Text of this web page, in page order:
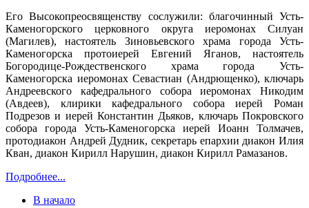
Его Высокопреосвященству сослужили: благочинный Усть-
Каменогорского церковного округа иеромонах Силуан
(Магилев), настоятель Зиновьевского храма города Усть-
Каменогорска протоиерей Евгений Яганов, настоятель
Богородице-Рождественского храма города Усть-
Каменогорска иеромонах Севастиан (Андрющенко), ключарь
Андреевского кафедрального собора иеромонах Никодим
(Авдеев), клирики кафедрального собора иерей Роман
Подрезов и иерей Константин Дьяков, ключарь Покровского
собора города Усть-Каменогорска иерей Иоанн Толмачев,
протодиакон Андрей Дудник, секретарь епархии диакон Илия
Кван, диакон Кирилл Нарушин, диакон Кирилл Рамазанов.
Подробнее...
В начало